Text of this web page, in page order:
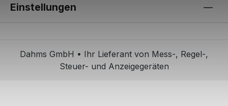
Einstellungen
Dahms GmbH • Ihr Lieferant von Mess-, Regel-,
Steuer- und Anzeigegeräten